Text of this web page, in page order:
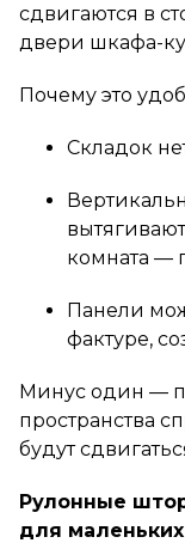
сдвигаются в
двери шкафа-
Почему это
Складок
комната —
Панели
фактуре,
Минус один —
пространства
будут
Рулонные
для